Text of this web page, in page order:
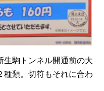
生駒トンネル開通前の大
種類。切符もそれに合わ